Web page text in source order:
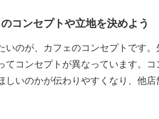
コンセプトや立地を決めよう
いのが、カフェのコンセプトです
てコンセプトが異なっています。
しいのかが伝わりやすくなり、他店